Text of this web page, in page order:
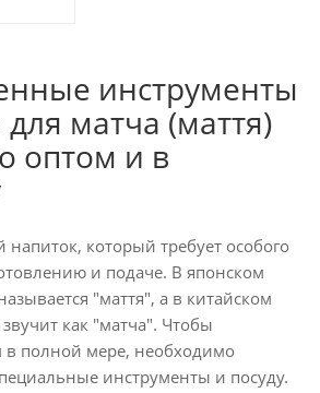
инструменты
для матча (маття)
оптом и в
который требует особого
и подаче. В японском
"маття", а в китайском
как "матча". Чтобы
в полной мере, необходимо
инструменты и посуду.